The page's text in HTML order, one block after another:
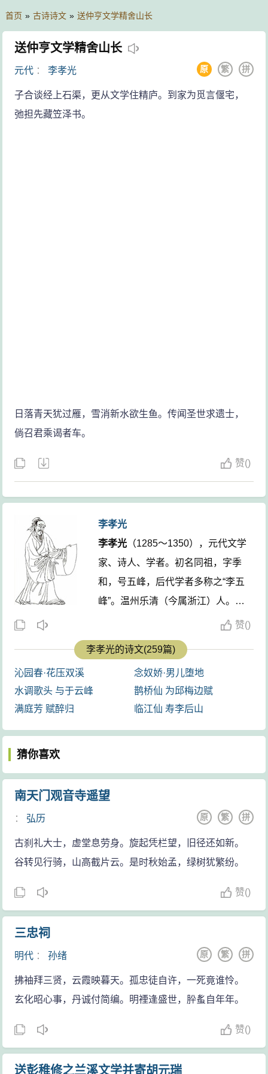
首页 » 古诗诗文 » 送仲亨文学精舍山长
送仲亨文学精舍山长
元代 ：李孝光 拼
繁
原
子合谈经上石渠，更从文学住精庐。到家为觅言偃宅，
弛担先藏笠泽书。
日落青天犹过雁，雪消新水欲生鱼。传闻圣世求遗士，
倘召君乘谒者车。
赞()
李孝光
李孝光 （1285～1350），元代文学
家、诗人、学者。初名同祖，字季
和，号五峰，后代学者多称之“李五
峰”。温州乐清（今属浙江）人。少
年时博学，以文章负名当世。他作文
取法古人，不趋时尚，与杨维桢并称
“杨李”。早年隐居在雁荡五峰山下，
四方之士，远来受学，名誉日广。至
正七年（1347）应召为秘书监著作
郎，至正八年擢升秘书监丞。至正十
年（1350）辞职南归，途中病逝通
卷。 ...
赞()
李孝光的诗文(259篇)
沁园春·花压双溪
念奴娇·男儿堕地
水调歌头 与于云峰
鹊桥仙 为邱梅边赋
满庭芳 赋醉归
临江仙 寿李后山
猜你喜欢
南天门观音寺遥望
： 弘历 拼
繁
原
古刹礼大士，虚堂息劳身。旋起凭栏望，旧径还如新。
谷转见行骑，山高截片云。是时秋始孟，绿树犹繁纷。
赞()
三忠祠
明代 ：孙绪 拼
繁
原
拂袖拜三贤，云霞映暮天。孤忠徒自许，一死竟谁怜。
玄化昭心事，丹诚付简编。明禋逢盛世，肸蚃自年年。
赞()
送彭稚修之兰溪文学并寄胡元瑞